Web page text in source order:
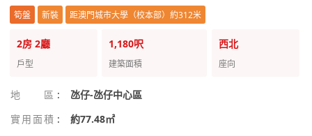
筍盤 新裝 距澳門城市大學（校本部）約312米
2房 2廳
戶型
1,180呎
建築面積
西北
座向
地區 :
氹仔-氹仔中心區
實用面積 :
約77.48㎡